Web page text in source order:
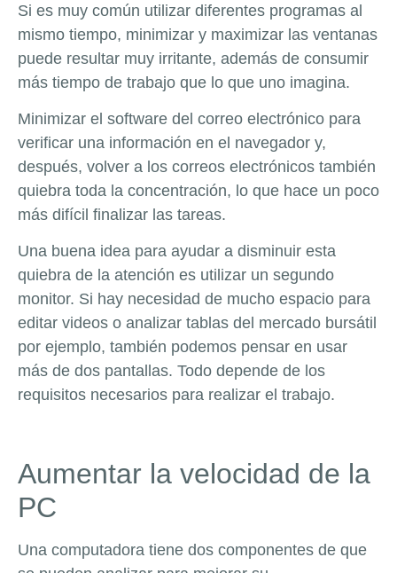
Si es muy común utilizar diferentes programas al
mismo tiempo, minimizar y maximizar las ventanas
puede resultar muy irritante, además de consumir
más tiempo de trabajo que lo que uno imagina.
Minimizar el software del correo electrónico para
verificar una información en el navegador y,
después, volver a los correos electrónicos también
quiebra toda la concentración, lo que hace un poco
más difícil finalizar las tareas.
Una buena idea para ayudar a disminuir esta
quiebra de la atención es utilizar un segundo
monitor. Si hay necesidad de mucho espacio para
editar videos o analizar tablas del mercado bursátil
por ejemplo, también podemos pensar en usar
más de dos pantallas. Todo depende de los
requisitos necesarios para realizar el trabajo.
Aumentar la velocidad de la
PC
Una computadora tiene dos componentes de que